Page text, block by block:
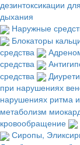
дезинтоксикации
дыхания
Наружные
Блокаторы
средства
средства
средства
при нарушениях
нарушениях ритма
метаболизм
кровообращение
Сиропы,